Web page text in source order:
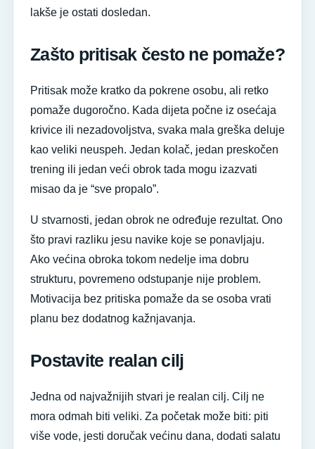
lakše je ostati dosledan.
Zašto pritisak često ne pomaže?
Pritisak može kratko da pokrene osobu, ali retko
pomaže dugoročno. Kada dijeta počne iz osećaja
krivice ili nezadovoljstva, svaka mala greška deluje
kao veliki neuspeh. Jedan kolač, jedan preskočen
trening ili jedan veći obrok tada mogu izazvati
misao da je “sve propalo”.
U stvarnosti, jedan obrok ne određuje rezultat. Ono
što pravi razliku jesu navike koje se ponavljaju.
Ako većina obroka tokom nedelje ima dobru
strukturu, povremeno odstupanje nije problem.
Motivacija bez pritiska pomaže da se osoba vrati
planu bez dodatnog kažnjavanja.
Postavite realan cilj
Jedna od najvažnijih stvari je realan cilj. Cilj ne
mora odmah biti veliki. Za početak može biti: piti
više vode, jesti doručak većinu dana, dodati salatu